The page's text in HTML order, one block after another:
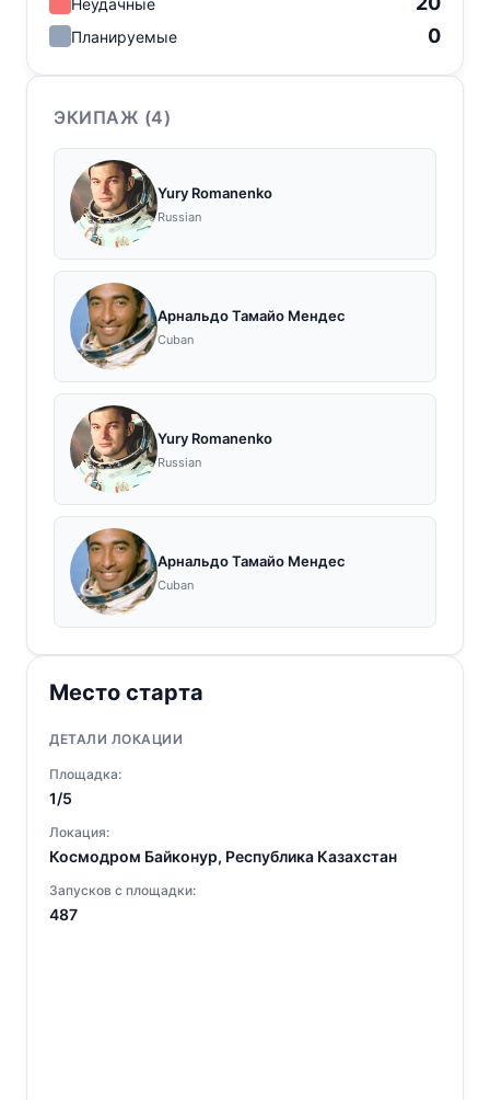
Планируемые 0
ЭКИПАЖ (4)
Yury Romanenko
Russian
Арнальдо Тамайо Мендес
Cuban
Yury Romanenko
Russian
Арнальдо Тамайо Мендес
Cuban
Место старта
ДЕТАЛИ ЛОКАЦИИ
Площадка:
1/5
Локация:
Космодром Байконур, Республика Казахстан
Запусков с площадки:
487